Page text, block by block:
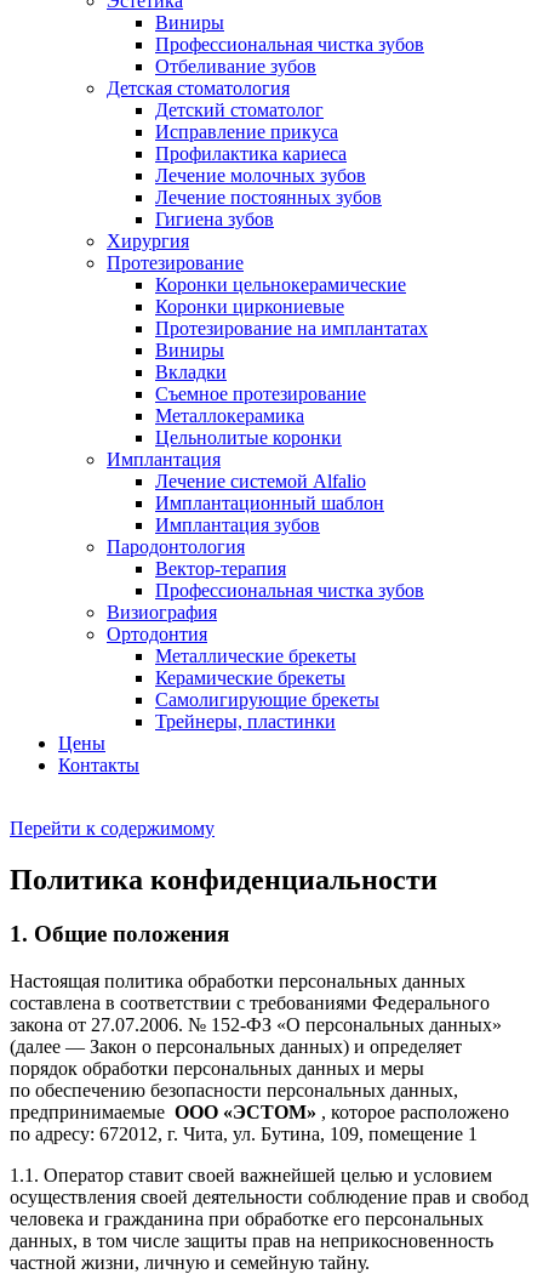
Виниры
Профессиональная чистка зубов
Отбеливание зубов
Детская стоматология
Детский стоматолог
Исправление прикуса
Профилактика кариеса
Лечение молочных зубов
Лечение постоянных зубов
Гигиена зубов
Хирургия
Протезирование
Коронки цельнокерамические
Коронки циркониевые
Протезирование на имплантатах
Виниры
Вкладки
Съемное протезирование
Металлокерамика
Цельнолитые коронки
Имплантация
Лечение системой Alfalio
Имплантационный шаблон
Имплантация зубов
Пародонтология
Вектор-терапия
Профессиональная чистка зубов
Визиография
Ортодонтия
Металлические брекеты
Керамические брекеты
Самолигирующие брекеты
Трейнеры, пластинки
Цены
Контакты
Перейти к содержимому
Политика конфиденциальности
1. Общие положения
Настоящая политика обработки персональных данных
составлена в соответствии с требованиями Федерального
закона от 27.07.2006. № 152-ФЗ «О персональных данных»
(далее — Закон о персональных данных) и определяет
порядок обработки персональных данных и меры
по обеспечению безопасности персональных данных,
предпринимаемые ООО «ЭСТОМ» , которое расположено
по адресу: 672012, г. Чита, ул. Бутина, 109, помещение 1
1.1. Оператор ставит своей важнейшей целью и условием
осуществления своей деятельности соблюдение прав и свобод
человека и гражданина при обработке его персональных
данных, в том числе защиты прав на неприкосновенность
частной жизни, личную и семейную тайну.